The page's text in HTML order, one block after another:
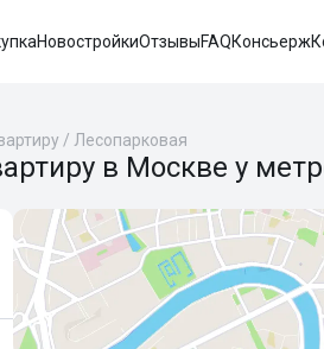
НовостройкиОтзывыFAQКонсьерж
/ Лесопарковая
в Москве у